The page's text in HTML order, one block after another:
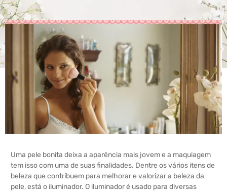
Uma pele bonita deixa a aparência mais jovem e a maquiagem
tem isso com uma de suas finalidades. Dentre os vários itens de
beleza que contribuem para melhorar e valorizar a beleza da
pele, está o iluminador. O iluminador é usado para diversas